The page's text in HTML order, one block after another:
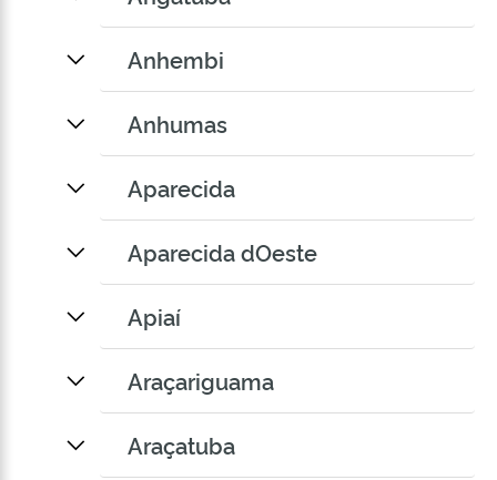
Anhembi
Anhumas
Aparecida
Aparecida dOeste
Apiaí
Araçariguama
Araçatuba